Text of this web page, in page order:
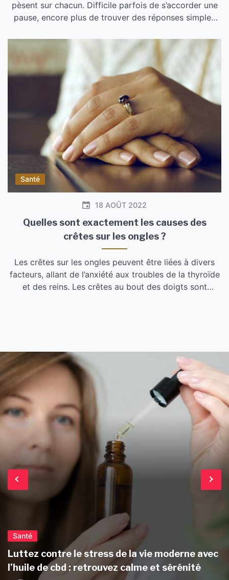
pèsent sur chacun. Difficile parfois de s’accorder une
pause, encore plus de trouver des réponses simples
la simple balade en plein air à l’utilisation de solutions
naturelles comme l’huile de cbd, il existe aujourd’hui
plusieurs manières d’encourager la détente et […]
Santé
18 AOÛT 2022
Quelles sont exactement les causes des
crêtes sur les ongles ?
Les crêtes sur les ongles peuvent être liées à divers
facteurs, allant de l’anxiété aux troubles de la thyroïde
et des reins. Les crêtes au bout des doigts sont
Santé
Luttez contre le stress de la vie moderne avec
l’huile de cbd : retrouvez calme et sérénité